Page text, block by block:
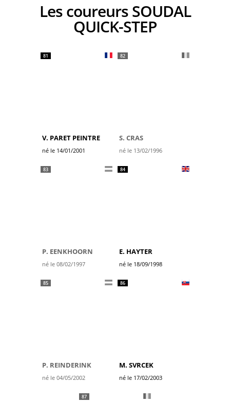
Les coureurs SOUDAL
QUICK-STEP
81
V. PARET PEINTRE
né le 14/01/2001
82
S. CRAS
né le 13/02/1996
83
P. EENKHOORN
né le 08/02/1997
84
E. HAYTER
né le 18/09/1998
85
P. REINDERINK
né le 04/05/2002
86
M. SVRCEK
né le 17/02/2003
87